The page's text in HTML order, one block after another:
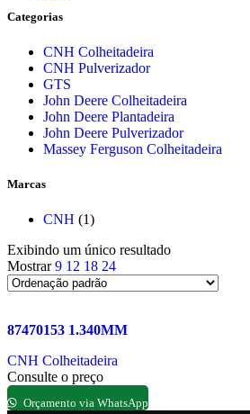
Categorias
CNH Colheitadeira
CNH Pulverizador
GTS
John Deere Colheitadeira
John Deere Plantadeira
John Deere Pulverizador
Massey Ferguson Colheitadeira
Marcas
CNH (1)
Exibindo um único resultado
Mostrar9 12 18 24
87470153 1.340MM
CNH Colheitadeira
Consulte o preço
Orçamento via WhatsApp